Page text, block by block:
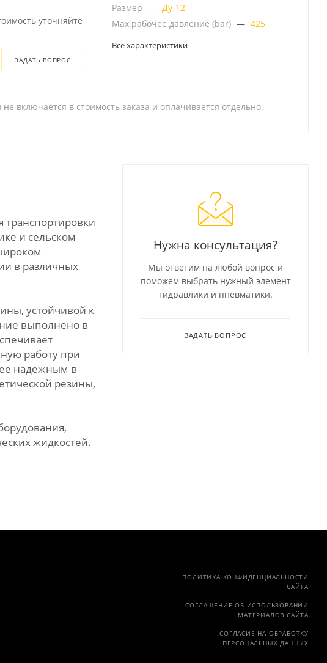
уточняйте
ЗАДАТЬ ВОПРОС
Размер — Ду-12
Мах.рабочее давление (bar) — 425
Все характеристики
не включается в стоимость заказа и оплачивается отдельно.
транспортировки
и сельском
в различных
устойчивой к
выполнено в
работу при
надежным в
резины,
жидкостей.
Нужна консультация?
Мы ответим на любой вопрос и
поможем выбрать нужный элемент
гидравлики и пневматики.
ЗАДАТЬ ВОПРОС
ПОЛИТИКА КОНФИДЕНЦИАЛЬНОСТИ
САЙТА
СОГЛАШЕНИЕ ОБ ИСПОЛЬЗОВАНИИ
МАТЕРИАЛОВ САЙТА
СОГЛАСИЕ НА ОБРАБОТКУ
ПЕРСОНАЛЬНЫХ ДАННЫХ